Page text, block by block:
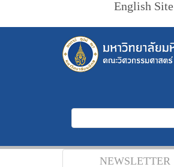
English Site
NEWSLETTER